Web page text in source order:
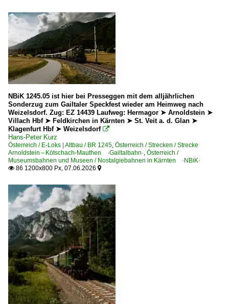
Arnoldstein
Bad Aussee
Bruck an der Mur
Graz Hauptbahnhof
Greifenburg-Weißensee
Lienz
Oberdrauburg
Selzthal
Spittal-Millstättersee Bhf
St. Anton am Arlberg
St. Veit a. d. Glan
Stainach-Irdning
Wörgl
Zeltweg
~ Sonstige
Bahntechnische Anlagen und Kunstbauten
Eisenbahnbrücken
Dampfloks
2000
2002
2003
2004
2006
2007
2008
2009
2010
2011
2012
2013
2014
2015
2016
2017
2018
NBiK 1245.05 ist hier bei Presseggen mit dem alljährlichen
Sonderzug zum Gailtaler Speckfest wieder am Heimweg nach
Weizelsdorf. Zug: EZ 14439 Laufweg: Hermagor ➤ Arnoldstein ➤
Villach Hbf ➤ Feldkirchen in Kärnten ➤ St. Veit a. d. Glan ➤
Klagenfurt Hbf ➤ Weizelsdorf 
Hans-Peter Kurz
Österreich / E-Loks | Altbau / BR 1245 Österreich / Strecken / Strecke
Arnoldstein – Kötschach-Mauthen ·Gailtalbahn· Österreich /
Museumsbahnen und Museen / Nostalgiebahnen in Kärnten ·NBiK·
 86 1200x800 Px, 07.06.2026 